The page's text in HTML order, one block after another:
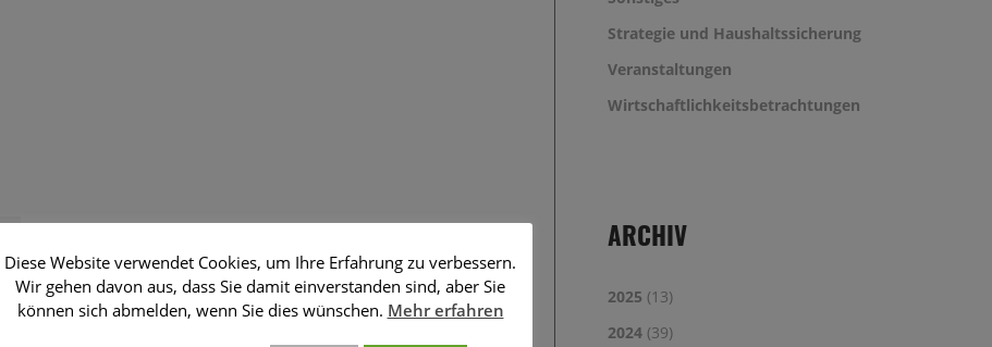
Strategie und Haushaltssicherung
Veranstaltungen
Wirtschaftlichkeitsbetrachtungen
ARCHIV
2025 (13)
2024 (39)
Diese Website verwendet Cookies, um Ihre Erfahrung zu verbessern.
Wir gehen davon aus, dass Sie damit einverstanden sind, aber Sie
können sich abmelden, wenn Sie dies wünschen. Mehr erfahren